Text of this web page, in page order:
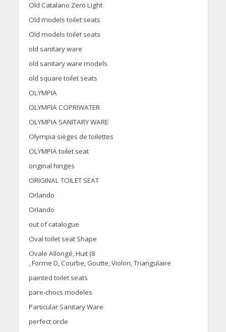
Old Catalano Zero Light
Old models toilet seats
Old models toilet seats
old sanitary ware
old sanitary ware models
old square toilet seats
OLYMPIA
OLYMPIA COPRIWATER
OLYMPIA SANITARY WARE
Olympia sièges de toilettes
OLYMPIA toilet seat
original hinges
ORIGINAL TOILET SEAT
Orlando
Orlando
out of catalogue
Oval toilet seat Shape
Ovale Allongé, Huit (8
, Forme D, Courbe, Goutte, Violon, Triangulaire
painted toilet seats
pare-chocs modeles
Particular Sanitary Ware
perfect circle